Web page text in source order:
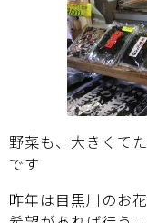
野菜も、大きくて
です
昨年は目黒川のお